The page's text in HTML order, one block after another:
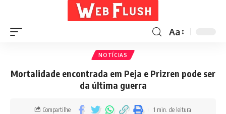
Aa
NOTÍCIAS
Mortalidade encontrada em Peja e Prizren pode ser
da última guerra
Compartilhe 1 min. de leitura